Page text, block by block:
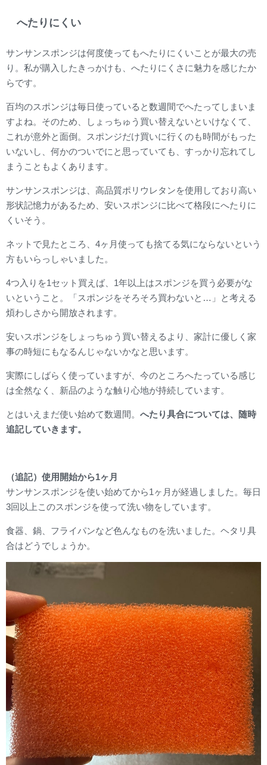
へたりにくい
サンサンスポンジは何度使ってもへたりにくいことが最大の売
り。私が購入したきっかけも、へたりにくさに魅力を感じたか
らです。
百均のスポンジは毎日使っていると数週間でへたってしまいま
すよね。そのため、しょっちゅう買い替えないといけなくて、
これが意外と面倒。スポンジだけ買いに行くのも時間がもった
いないし、何かのついでにと思っていても、すっかり忘れてし
まうこともよくあります。
サンサンスポンジは、高品質ポリウレタンを使用しており高い
形状記憶力があるため、安いスポンジに比べて格段にへたりに
くいそう。
ネットで見たところ、4ヶ月使っても捨てる気にならないという
方もいらっしゃいました。
4つ入りを1セット買えば、1年以上はスポンジを買う必要がな
いということ。「スポンジをそろそろ買わないと…」と考える
煩わしさから開放されます。
安いスポンジをしょっちゅう買い替えるより、家計に優しく家
事の時短にもなるんじゃないかなと思います。
実際にしばらく使っていますが、今のところへたっている感じ
は全然なく、新品のような触り心地が持続しています。
とはいえまだ使い始めて数週間。 へたり具合については、随時
追記していきます。
（追記）使用開始から1ヶ月
サンサンスポンジを使い始めてから1ヶ月が経過しました。毎日
3回以上このスポンジを使って洗い物をしています。
食器、鍋、フライパンなど色んなものを洗いました。ヘタリ具
合はどうでしょうか。